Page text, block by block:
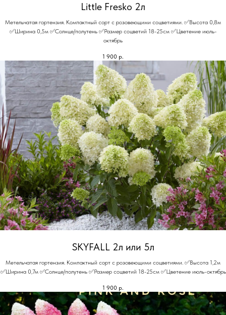
Little Fresko 2л
Метельчатая гортензия. Компактный сорт с розовеющими соцветиями. ✅Высота 0,8м
✅Ширина 0,5м ✅Солнце/полутень ✅Размер соцветий 18-25см ✅Цветение июль-
октябрь
1 900 р.
SKYFALL 2л или 5л
Метельчатая гортензия. Компактный сорт с розовеющими соцветиями. ✅Высота 1,2м
✅Ширина 0,7м ✅Солнце/полутень ✅Размер соцветий 18-25см ✅Цветение июль-октябрь
1 900 р.